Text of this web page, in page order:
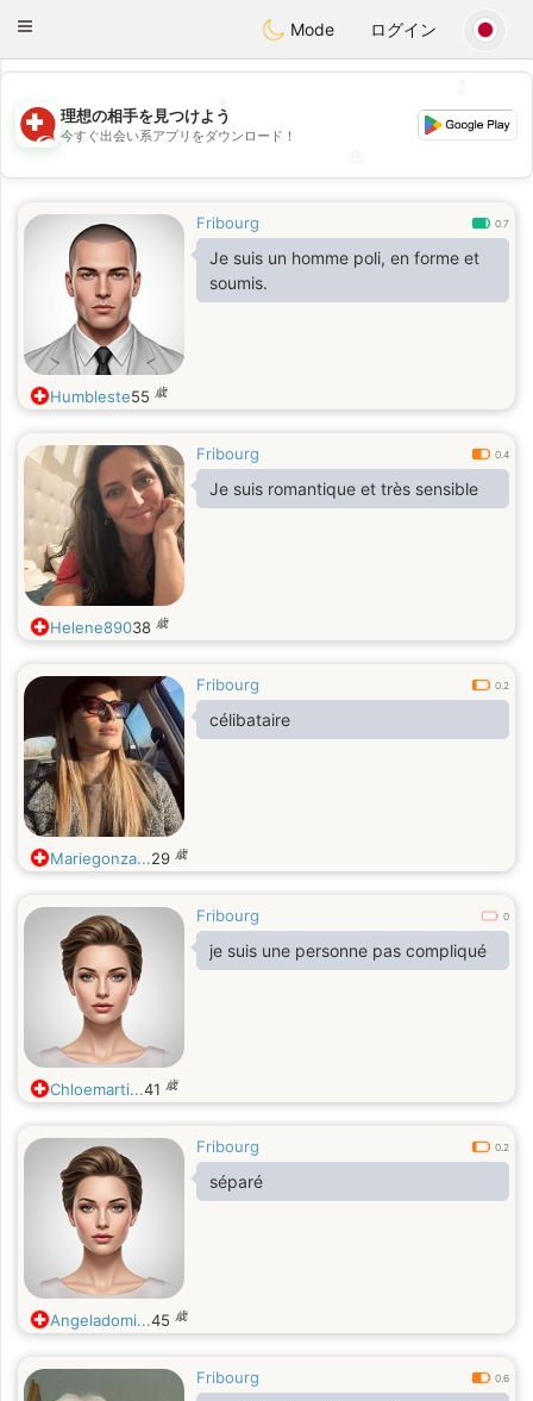
Suissi
Toggle
Mode ログイン
💖
💕
理想の相手を見つけよう
今すぐ出会い系アプリをダウンロード！
Fribourg 0.7
Je suis un homme poli, en forme et
soumis.
Humbleste55 歳
Fribourg 0.4
Je suis romantique et très sensible
Helene89038 歳
Fribourg 0.2
célibataire
Mariegonza...29 歳
Fribourg 0
je suis une personne pas compliqué
Chloemarti...41 歳
Fribourg 0.2
séparé
Angeladomi...45 歳
Fribourg 0.6